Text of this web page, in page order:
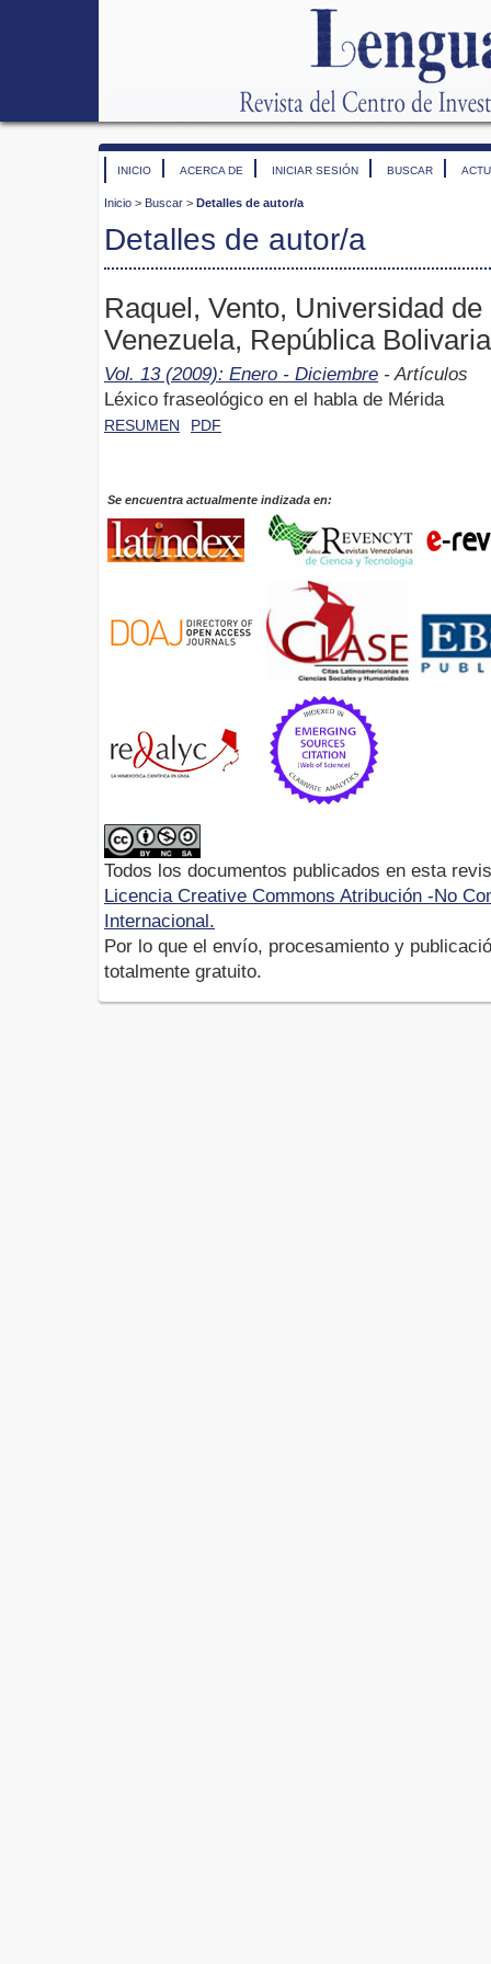
INICIO ACERCA DE INICIAR SESIÓN BUSCAR
Inicio > Buscar > Detalles de autor/a
Detalles de autor/a
Raquel, Vento, Universidad de
Venezuela, República
Vol. 13 (2009): Enero - Diciembre - Artículos
Léxico fraseológico en el habla de Mérida
RESUMEN PDF
Se encuentra actualmente indizada en:
Todos los documentos publicados en esta
Licencia Creative Commons Atribución -No
Internacional.
Por lo que el envío, procesamiento y
totalmente gratuito.